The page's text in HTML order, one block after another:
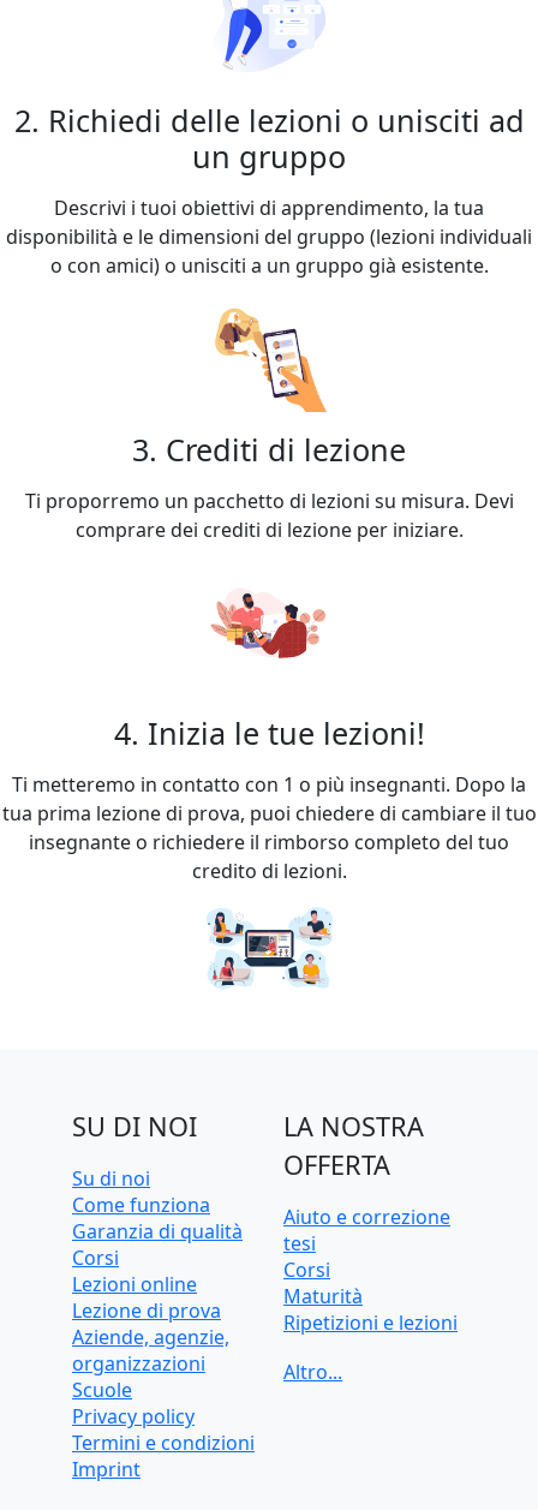
2. Richiedi delle lezioni o unisciti ad
un gruppo
Descrivi i tuoi obiettivi di apprendimento, la tua
disponibilità e le dimensioni del gruppo (lezioni individuali
o con amici) o unisciti a un gruppo già esistente.
3. Crediti di lezione
Ti proporremo un pacchetto di lezioni su misura. Devi
comprare dei crediti di lezione per iniziare.
4. Inizia le tue lezioni!
Ti metteremo in contatto con 1 o più insegnanti. Dopo la
tua prima lezione di prova, puoi chiedere di cambiare il tuo
insegnante o richiedere il rimborso completo del tuo
credito di lezioni.
SU DI NOI
Su di noi
Come funziona
Garanzia di qualità
Corsi
Lezioni online
Lezione di prova
Aziende, agenzie,
organizzazioni
Scuole
Privacy policy
Termini e condizioni
Imprint
LA NOSTRA
OFFERTA
Aiuto e correzione
tesi
Corsi
Maturità
Ripetizioni e lezioni
online